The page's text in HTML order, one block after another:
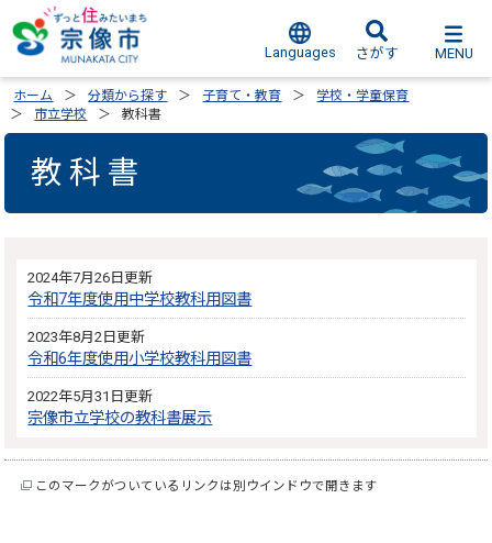
Languages さがす MENU
ホーム 分類から探す 子育て・教育
学校・学童保育
市立学校
教科書
教科書
2024年7月26日更新
令和7年度使用中学校教科用図書
2023年8月2日更新
令和6年度使用小学校教科用図書
2022年5月31日更新
宗像市立学校の教科書展示
このマークがついているリンクは別ウインドウで開きます